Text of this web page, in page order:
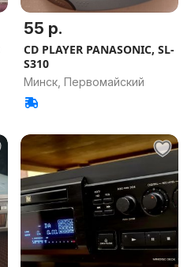
55 р.
CD PLAYER PANASONIC, SL-
S310
Минск, Первомайский